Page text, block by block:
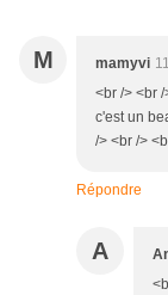
M mamyvi
<br /> <br
c'est un
/> <br />
Répondre
A